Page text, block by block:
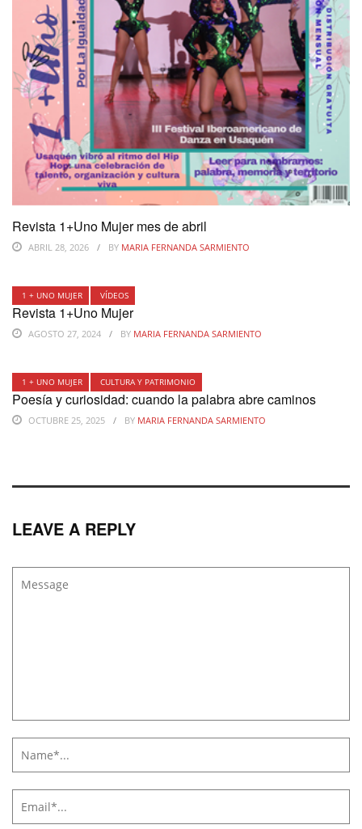
Revista 1+Uno Mujer mes de abril
ABRIL 28, 2026 BY MARIA FERNANDA SARMIENTO
1 + UNO MUJER VÍDEOS
Revista 1+Uno Mujer
AGOSTO 27, 2024 BY MARIA FERNANDA SARMIENTO
1 + UNO MUJER CULTURA Y PATRIMONIO
Poesía y curiosidad: cuando la palabra abre caminos
OCTUBRE 25, 2025 BY MARIA FERNANDA SARMIENTO
LEAVE A REPLY